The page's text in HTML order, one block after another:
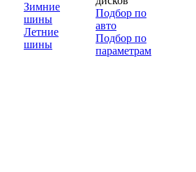
Зимние
шины
Летние
шины
Подбор по
авто
Подбор по
параметрам